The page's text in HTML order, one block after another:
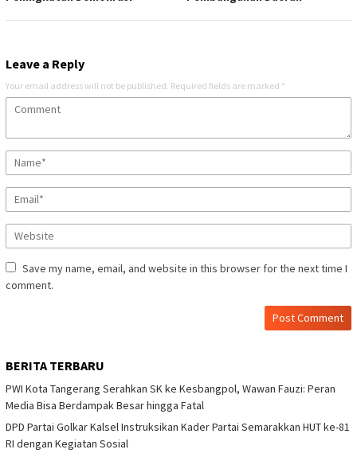
Leave a Reply
Your email address will not be published. Required fields are marked *
Save my name, email, and website in this browser for the next time I
comment.
BERITA TERBARU
PWI Kota Tangerang Serahkan SK ke Kesbangpol, Wawan Fauzi: Peran
Media Bisa Berdampak Besar hingga Fatal
DPD Partai Golkar Kalsel Instruksikan Kader Partai Semarakkan HUT ke-81
RI dengan Kegiatan Sosial